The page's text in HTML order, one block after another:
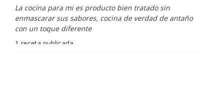
La cocina para mi es producto bien tratado sin
enmascarar sus sabores, cocina de verdad de antaño
con un toque diferente
1 receta publicada